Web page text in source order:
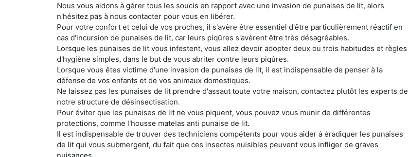
Nous vous aidons à gérer tous les soucis en rapport avec une invasion de punaises de lit, alors
n'hésitez pas à nous contacter pour vous en libérer.
Pour votre confort et celui de vos proches, il s'avère être essentiel d'être particulièrement réactif en
cas d'incursion de punaises de lit, car leurs piqûres s'avèrent être très désagréables.
Lorsque les punaises de lit vous infestent, vous allez devoir adopter deux ou trois habitudes et règles
d'hygiène simples, dans le but de vous abriter contre leurs piqûres.
Lorsque vous êtes victime d'une invasion de punaises de lit, il est indispensable de penser à la
défense de vos enfants et de vos animaux domestiques.
Ne laissez pas les punaises de lit prendre d'assaut toute votre maison, contactez plutôt les experts de
notre structure de désinsectisation.
Pour éviter que les punaises de lit ne vous piquent, vous pouvez vous munir de différentes
protections, comme l'housse matelas anti punaise de lit.
Il est indispensable de trouver des techniciens compétents pour vous aider à éradiquer les punaises
de lit qui vous submergent, du fait que ces insectes nuisibles peuvent vous infliger de graves
nuisances.